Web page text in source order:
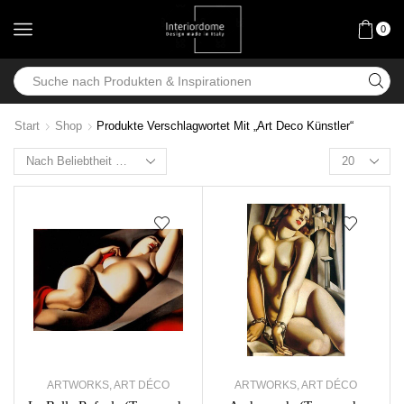
0
Start Shop Produkte Verschlagwortet Mit „Art Deco Künstler“
ARTWORKS,ART DÉCO ARTWORKS,ART DÉCO